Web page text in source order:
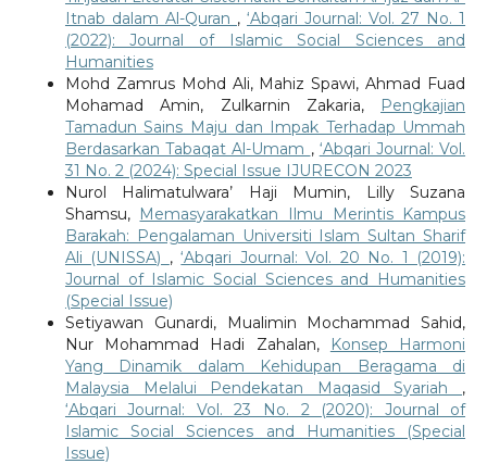
Itnab dalam Al-Quran ,‘Abqari Journal: Vol. 27 No. 1
(2022): Journal of Islamic Social Sciences and
Humanities
Mohd Zamrus Mohd Ali, Mahiz Spawi, Ahmad Fuad
Mohamad Amin, Zulkarnin Zakaria,
Pengkajian
Tamadun Sains Maju dan Impak Terhadap Ummah
Berdasarkan Tabaqat Al-Umam , ‘Abqari Journal: Vol.
31 No. 2 (2024): Special Issue IJURECON 2023
Nurol Halimatulwara’ Haji Mumin, Lilly Suzana
Shamsu, Memasyarakatkan Ilmu Merintis Kampus
Barakah: Pengalaman Universiti Islam Sultan Sharif
Ali (UNISSA) ,‘Abqari Journal: Vol. 20 No. 1 (2019):
Journal of Islamic Social Sciences and Humanities
(Special Issue)
Setiyawan Gunardi, Mualimin Mochammad Sahid,
Nur Mohammad Hadi Zahalan,
Konsep Harmoni
Yang Dinamik dalam Kehidupan Beragama di
Malaysia Melalui Pendekatan Maqasid Syariah ,
‘Abqari Journal: Vol. 23 No. 2 (2020): Journal of
Islamic Social Sciences and Humanities (Special
Issue)